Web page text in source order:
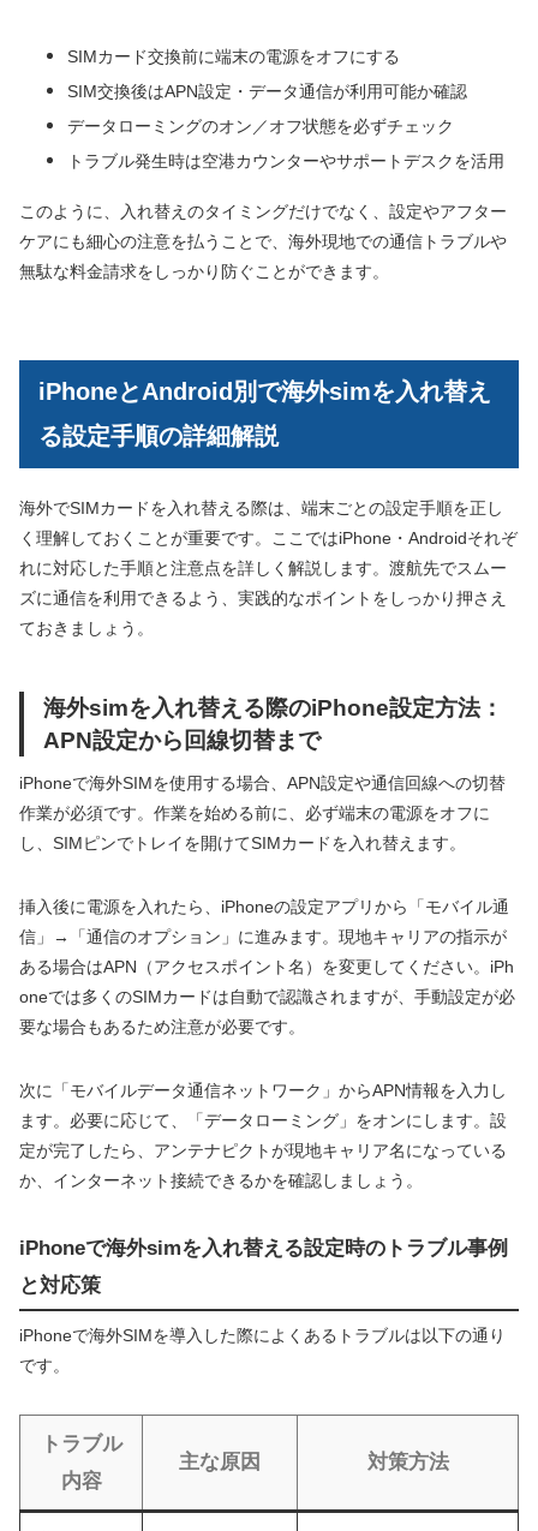
SIMカード交換前に端末の電源をオフにする
SIM交換後はAPN設定・データ通信が利用可能か確認
データローミングのオン／オフ状態を必ずチェック
トラブル発生時は空港カウンターやサポートデスクを活用
このように、入れ替えのタイミングだけでなく、設定やアフター
ケアにも細心の注意を払うことで、海外現地での通信トラブルや
無駄な料金請求をしっかり防ぐことができます。
iPhoneとAndroid別で海外simを入れ替え
る設定手順の詳細解説
海外でSIMカードを入れ替える際は、端末ごとの設定手順を正し
く理解しておくことが重要です。ここではiPhone・Androidそれぞ
れに対応した手順と注意点を詳しく解説します。渡航先でスムー
ズに通信を利用できるよう、実践的なポイントをしっかり押さえ
ておきましょう。
海外simを入れ替える際のiPhone設定方法：
APN設定から回線切替まで
iPhoneで海外SIMを使用する場合、APN設定や通信回線への切替
作業が必須です。作業を始める前に、必ず端末の電源をオフに
し、SIMピンでトレイを開けてSIMカードを入れ替えます。
挿入後に電源を入れたら、iPhoneの設定アプリから「モバイル通
信」→「通信のオプション」に進みます。現地キャリアの指示が
ある場合はAPN（アクセスポイント名）を変更してください。iPh
oneでは多くのSIMカードは自動で認識されますが、手動設定が必
要な場合もあるため注意が必要です。
次に「モバイルデータ通信ネットワーク」からAPN情報を入力し
ます。必要に応じて、「データローミング」をオンにします。設
定が完了したら、アンテナピクトが現地キャリア名になっている
か、インターネット接続できるかを確認しましょう。
iPhoneで海外simを入れ替える設定時のトラブル事例
と対応策
iPhoneで海外SIMを導入した際によくあるトラブルは以下の通り
です。
トラブル
内容
主な原因 対策方法